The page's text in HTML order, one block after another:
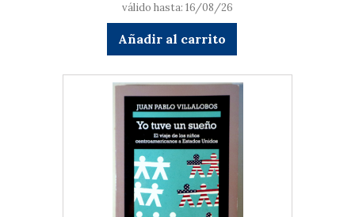
válido hasta: 16/08/26
Añadir al carrito